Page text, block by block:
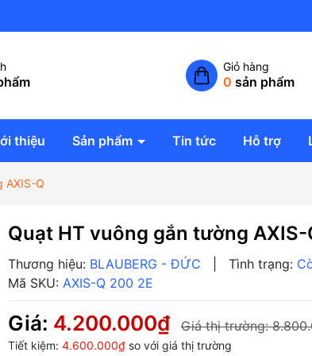
Công ty TNHH giải
Giỏ hàng
0 sản phẩm
thiệu Sản phẩm Tin tức Hỗ trợ
AXIS-Q
Quạt HT vuông gắn tường AXIS-
Thương hiệu: BLAUBERG - ĐỨC Tình trạng:
Mã SKU: AXIS-Q 200 2E
Giá: 4.200.000₫ Giá thị trường:
Tiết kiệm: 4.600.000₫ so với giá thị trường